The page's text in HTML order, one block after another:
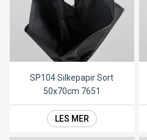
SP104 Silkepapir Sort
50x70cm 7651
LES MER